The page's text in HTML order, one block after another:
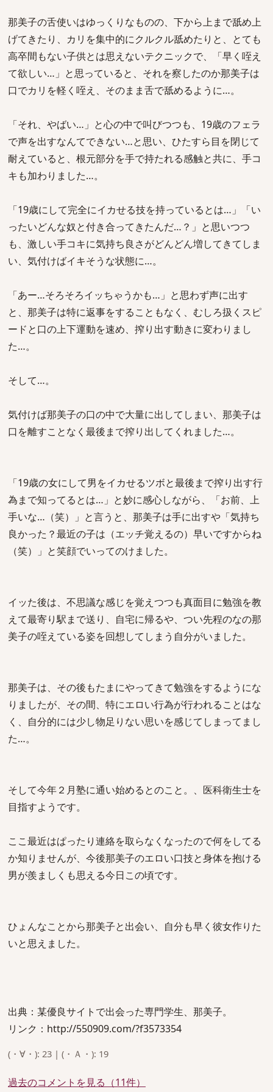
那美子の舌使いはゆっくりなものの、下から上まで舐め上
げてきたり、カリを集中的にクルクル舐めたりと、とても
高卒間もない子供とは思えないテクニックで、「早く咥え
て欲しい…」と思っていると、それを察したのか那美子は
口でカリを軽く咥え、そのまま舌で舐めるように…。
「それ、やばい…」と心の中で叫びつつも、19歳のフェラ
で声を出すなんてできない…と思い、ひたすら目を閉じて
耐えていると、根元部分を手で持たれる感触と共に、手コ
キも加わりました…。
「19歳にして完全にイカせる技を持っているとは…」「い
ったいどんな奴と付き合ってきたんだ…？」と思いつつ
も、激しい手コキに気持ち良さがどんどん増してきてしま
い、気付けばイキそうな状態に…。
「あー…そろそろイッちゃうかも…」と思わず声に出す
と、那美子は特に返事をすることもなく、むしろ扱くスピ
ードと口の上下運動を速め、搾り出す動きに変わりまし
た…。
そして…。
気付けば那美子の口の中で大量に出してしまい、那美子は
口を離すことなく最後まで搾り出してくれました…。
「19歳の女にして男をイカせるツボと最後まで搾り出す行
為まで知ってるとは…」と妙に感心しながら、「お前、上
手いな…（笑）」と言うと、那美子は手に出すや「気持ち
良かった？最近の子は（エッチ覚えるの）早いですからね
（笑）」と笑顔でいってのけました。
イッた後は、不思議な感じを覚えつつも真面目に勉強を教
えて最寄り駅まで送り、自宅に帰るや、つい先程のなの那
美子の咥えている姿を回想してしまう自分がいました。
那美子は、その後もたまにやってきて勉強をするようにな
りましたが、その間、特にエロい行為が行われることはな
く、自分的には少し物足りない思いを感じてしまってまし
た…。
そして今年２月塾に通い始めるとのこと。、医科衛生士を
目指すようです。
ここ最近はぱったり連絡を取らなくなったので何をしてる
か知りませんが、今後那美子のエロい口技と身体を抱ける
男が羨ましくも思える今日この頃です。
ひょんなことから那美子と出会い、自分も早く彼女作りた
いと思えました。
出典：某優良サイトで出会った専門学生、那美子。
リンク：http://550909.com/?f3573354
(・∀・): 23 | (・Ａ・): 19
過去のコメントを見る（11件）